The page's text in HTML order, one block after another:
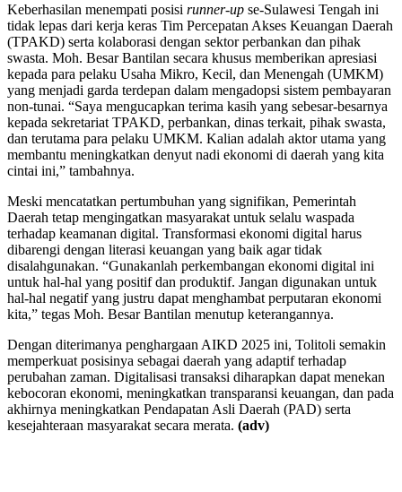
Keberhasilan menempati posisi runner-up se-Sulawesi Tengah ini
tidak lepas dari kerja keras Tim Percepatan Akses Keuangan Daerah
(TPAKD) serta kolaborasi dengan sektor perbankan dan pihak
swasta. Moh. Besar Bantilan secara khusus memberikan apresiasi
kepada para pelaku Usaha Mikro, Kecil, dan Menengah (UMKM)
yang menjadi garda terdepan dalam mengadopsi sistem pembayaran
non-tunai. “Saya mengucapkan terima kasih yang sebesar-besarnya
kepada sekretariat TPAKD, perbankan, dinas terkait, pihak swasta,
dan terutama para pelaku UMKM. Kalian adalah aktor utama yang
membantu meningkatkan denyut nadi ekonomi di daerah yang kita
cintai ini,” tambahnya.
Meski mencatatkan pertumbuhan yang signifikan, Pemerintah
Daerah tetap mengingatkan masyarakat untuk selalu waspada
terhadap keamanan digital. Transformasi ekonomi digital harus
dibarengi dengan literasi keuangan yang baik agar tidak
disalahgunakan. “Gunakanlah perkembangan ekonomi digital ini
untuk hal-hal yang positif dan produktif. Jangan digunakan untuk
hal-hal negatif yang justru dapat menghambat perputaran ekonomi
kita,” tegas Moh. Besar Bantilan menutup keterangannya.
Dengan diterimanya penghargaan AIKD 2025 ini, Tolitoli semakin
memperkuat posisinya sebagai daerah yang adaptif terhadap
perubahan zaman. Digitalisasi transaksi diharapkan dapat menekan
kebocoran ekonomi, meningkatkan transparansi keuangan, dan pada
akhirnya meningkatkan Pendapatan Asli Daerah (PAD) serta
kesejahteraan masyarakat secara merata. (adv)